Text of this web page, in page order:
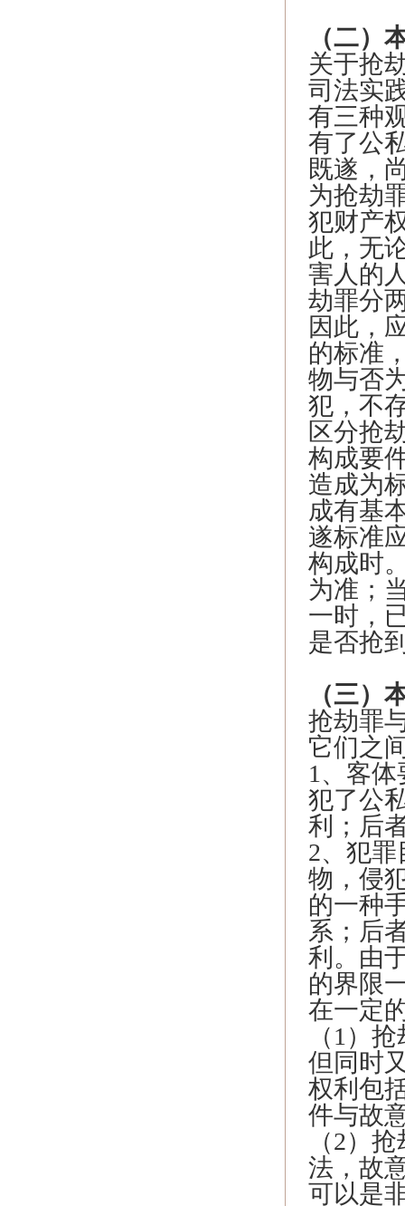
（二）
关于抢
司法实
有三种
有了公
既遂，
为抢劫
犯财产
此，无
害人的
劫罪分
因此，
的标准
物与否
犯，不
区分抢
构成要
造成为
成有基
遂标准
构成时
为准；
一时，
是否抢
（三）
抢劫罪
它们之
1、客
犯了公
利；后
2、犯
物，侵
的一种
系；后
利。由
的界限
在一定
（1）
但同时
权利包
件与故
（2）
法，故
可以是